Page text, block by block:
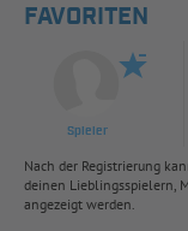
FAVORITEN
Spieler
Nach der Registrierung
deinen Lieblingsspielern,
angezeigt werden.